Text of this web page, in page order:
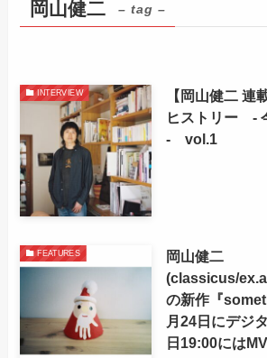
岡山健二 – tag –
INTERVIEW
【岡山健二 連
ヒストリー -
- vol.1
FEATURES
岡山健二
(classicus/
の新作『
月24日にデジ
日19:00には